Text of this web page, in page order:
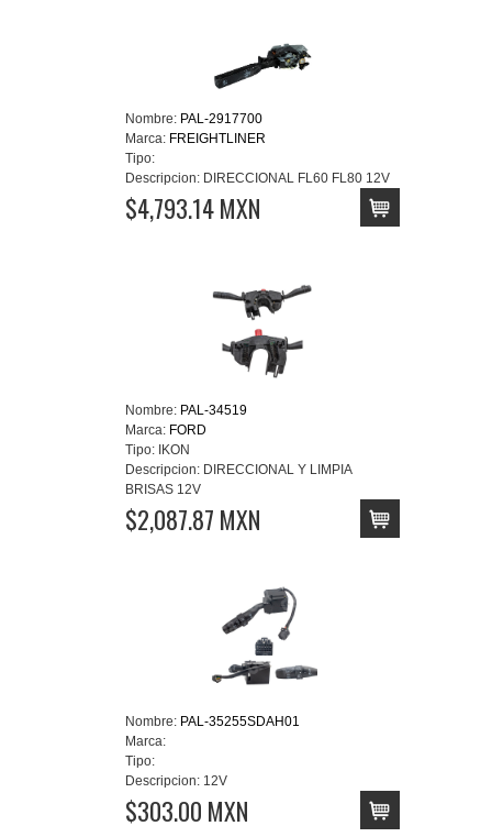
Nombre: PAL-2917700
Marca: FREIGHTLINER
Tipo:
Descripcion: DIRECCIONAL FL60 FL80 12V
$4,793.14 MXN
Nombre: PAL-34519
Marca: FORD
Tipo: IKON
Descripcion: DIRECCIONAL Y LIMPIA
BRISAS 12V
$2,087.87 MXN
Nombre: PAL-35255SDAH01
Marca:
Tipo:
Descripcion: 12V
$303.00 MXN